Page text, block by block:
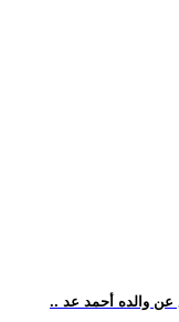
عن والده أحمد عد